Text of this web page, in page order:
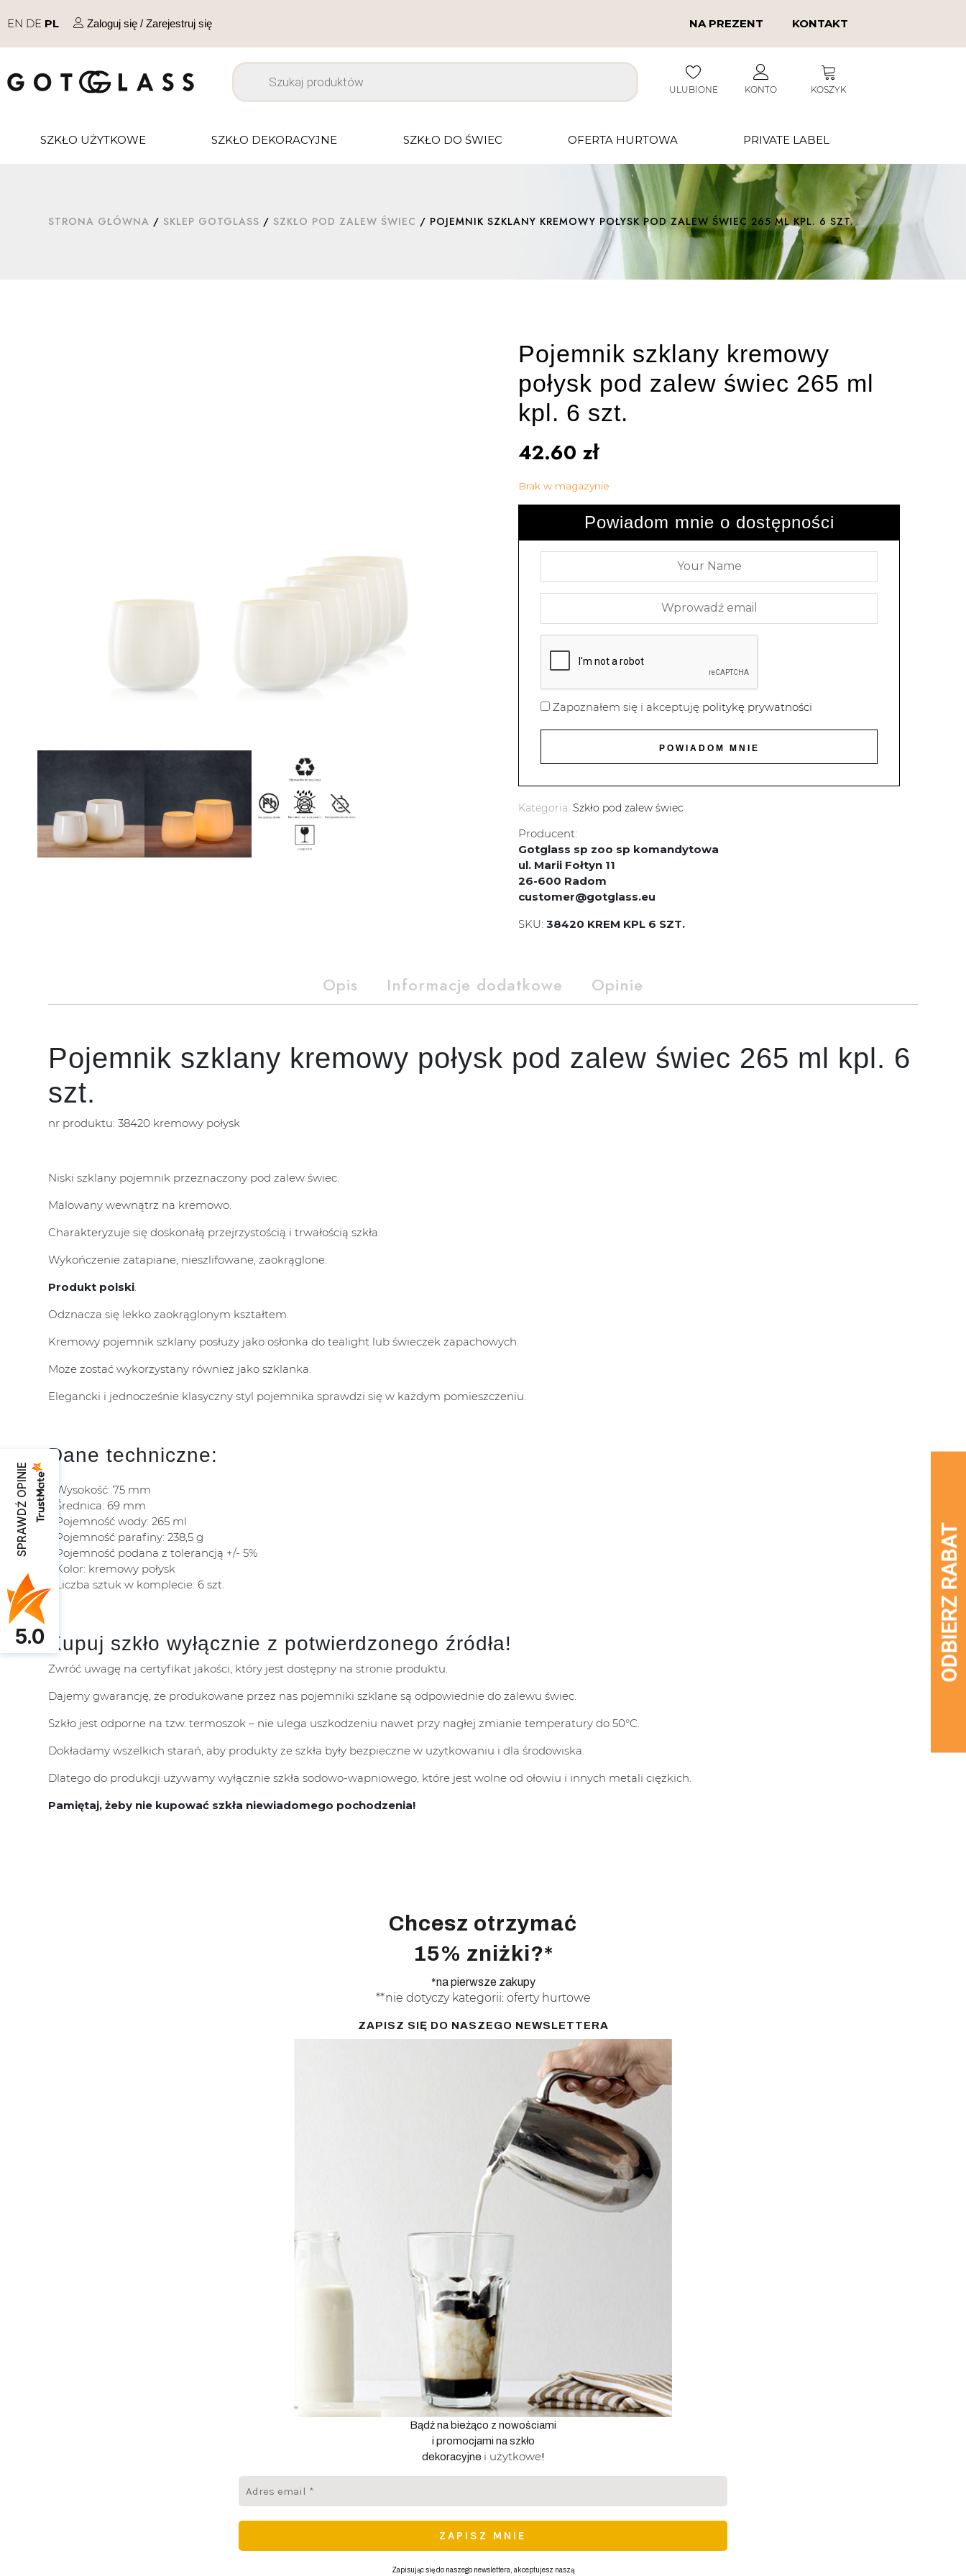
EN DE PL Zaloguj się / Zarejestruj się NA PREZENT KONTAKT
ULUBIONE KONTO KOSZYK
SZKŁO UŻYTKOWE SZKŁO DEKORACYJNE SZKŁO DO ŚWIEC OFERTA HURTOWA PRIVATE LABEL
STRONA GŁÓWNA / SKLEP GOTGLASS / SZKŁO POD ZALEW ŚWIEC / POJEMNIK SZKLANY KREMOWY POŁYSK POD ZALEW ŚWIEC 265 ML KPL. 6 SZT.
Pojemnik szklany kremowy
połysk pod zalew świec 265 ml
kpl. 6 szt.
42.60 zł
Brak w magazynie
Powiadom mnie o dostępności
Zapoznałem się i akceptuję politykę prywatności
Kategoria:Szkło pod zalew świec
Producent:
Gotglass sp zoo sp komandytowa
ul. Marii Fołtyn 11
26-600 Radom
customer@gotglass.eu
SKU:38420 KREM KPL 6 SZT.
Opis Informacje dodatkowe Opinie
Pojemnik szklany kremowy połysk pod zalew świec 265 ml kpl. 6
szt.
nr produktu: 38420 kremowy połysk
Niski szklany pojemnik przeznaczony pod zalew świec.
Malowany wewnątrz na kremowo.
Charakteryzuje się doskonałą przejrzystością i trwałością szkła.
Wykończenie zatapiane, nieszlifowane, zaokrąglone.
Produkt polski
Odznacza się lekko zaokrąglonym kształtem.
Kremowy pojemnik szklany posłuży jako osłonka do tealight lub świeczek zapachowych.
Może zostać wykorzystany również jako szklanka.
Elegancki i jednocześnie klasyczny styl pojemnika sprawdzi się w każdym pomieszczeniu.
Dane techniczne:
Wysokość: 75 mm
Średnica: 69 mm
Pojemność wody: 265 ml
Pojemność parafiny: 238,5 g
Pojemność podana z tolerancją +/- 5%
Kolor: kremowy połysk
Liczba sztuk w komplecie: 6 szt.
Kupuj szkło wyłącznie z potwierdzonego źródła!
Zwróć uwagę na certyfikat jakości, który jest dostępny na stronie produktu.
Dajemy gwarancję, że produkowane przez nas pojemniki szklane są odpowiednie do zalewu świec.
Szkło jest odporne na tzw. termoszok – nie ulega uszkodzeniu nawet przy nagłej zmianie temperatury do 50°C.
Dokładamy wszelkich starań, aby produkty ze szkła były bezpieczne w użytkowaniu i dla środowiska.
Dlatego do produkcji używamy wyłącznie szkła sodowo-wapniowego, które jest wolne od ołowiu i innych metali ciężkich.
Pamiętaj, żeby nie kupować szkła niewiadomego pochodzenia!
Chcesz otrzymać
15% zniżki?*
*na pierwsze zakupy
**nie dotyczy kategorii: oferty hurtowe
ZAPISZ SIĘ DO NASZEGO NEWSLETTERA
Bądź na bieżąco z nowościami
i promocjami na szkło
dekoracyjne i użytkowe!
*
Zapisując się do naszego newslettera, akceptujesz naszą
SPRAWDŹ OPINIE
5.0